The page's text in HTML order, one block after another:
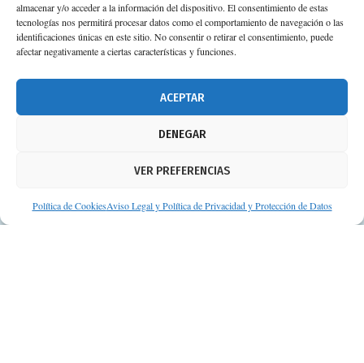
almacenar y/o acceder a la información del dispositivo. El consentimiento de estas
tecnologías nos permitirá procesar datos como el comportamiento de navegación o las
identificaciones únicas en este sitio. No consentir o retirar el consentimiento, puede
afectar negativamente a ciertas características y funciones.
ACEPTAR
DENEGAR
VER PREFERENCIAS
Política de CookiesAviso Legal y Política de Privacidad y Protección de Datos
Calle Camino de los Descubrimientos, 11,
Planta 3ª 41092 – Sevilla
674 02 62 03
Aviso legal
Protección de datos personales
Suscripción a Newsletter